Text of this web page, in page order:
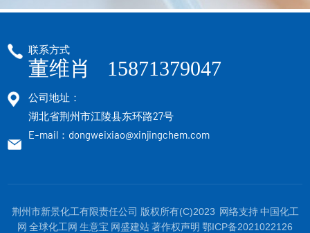
联系方式
董维肖 15871379047
公司地址：
湖北省荆州市江陵县东环路27号
E-mail：dongweixiao@xinjingchem.com
荆州市新景化工有限责任公司 版权所有(C)2023 网络支持 中国化工
网 全球化工网 生意宝 网盛建站著作权声明 鄂ICP备2021022126